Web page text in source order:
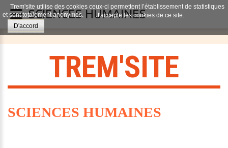
TREM'SITE
SCIENCES HUMAINES
Trem'site utilise des cookies ceux-ci permettent l’établissement de statistiques
et sont totalement anonymes.
J'accepte les cookies de ce site.
D'accord
SCIENCES HUMAINES